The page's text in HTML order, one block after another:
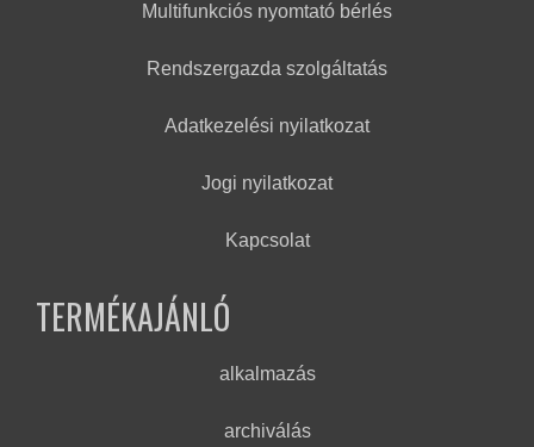
Multifunkciós nyomtató bérlés
Rendszergazda szolgáltatás
Adatkezelési nyilatkozat
Jogi nyilatkozat
Kapcsolat
TERMÉKAJÁNLÓ
alkalmazás
archiválás